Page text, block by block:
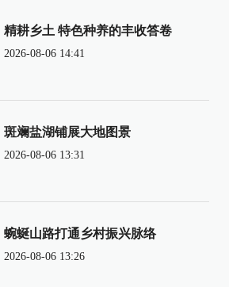
精耕乡土 特色种养的丰收答卷
2026-08-06 14:41
斑斓盐湖铺展大地图景
2026-08-06 13:31
蜿蜒山路打通乡村振兴脉络
2026-08-06 13:26